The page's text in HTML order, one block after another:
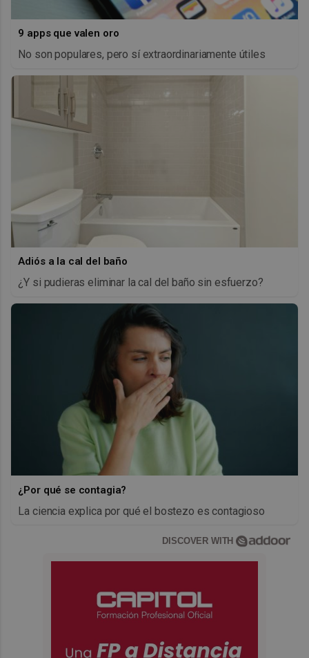
9 apps que valen oro
No son populares, pero sí extraordinariamente útiles
Adiós a la cal del baño
¿Y si pudieras eliminar la cal del baño sin esfuerzo?
¿Por qué se contagia?
La ciencia explica por qué el bostezo es contagioso
DISCOVER WITH